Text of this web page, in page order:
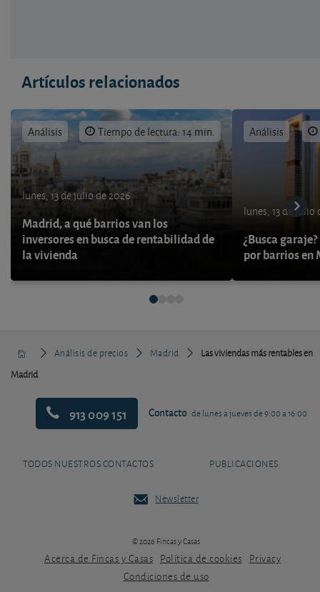
Artículos relacionados
Análisis Tiempo de lectura: 14 min.
lunes, 13 de julio de 2026
Madrid, a qué barrios van los
inversores en busca de rentabilidad de
la vivienda
Análisis
lunes, 13 de julio
¿Busca
por barrios en
Análisis de precios Madrid
Las viviendas más rentables en
Madrid
913 009 151 Contacto de lunes a jueves de 9:00 a 16:00
TODOS NUESTROS CONTACTOS PUBLICACIONES
Newsletter
© 2026 Fincas y Casas
Acerca de Fincas y Casas Política de cookies
Privacy
Condiciones de uso